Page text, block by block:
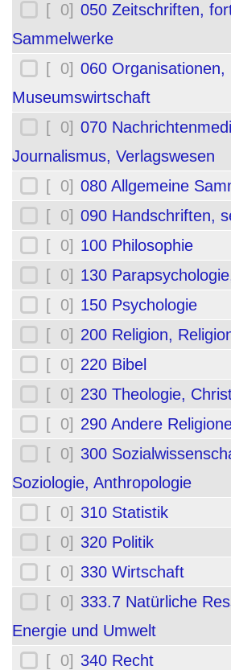
[ 0] 050 Zeitschriften,
Sammelwerke
[ 0] 060 Organisationen,
Museumswirtschaft
[ 0] 070
Journalismus, Verlagswesen
[ 0] 080 Allgemeine
[ 0] 090 Handschriften,
[ 0] 100 Philosophie
[ 0] 130
[ 0] 150 Psychologie
[ 0] 200 Religion,
[ 0] 220 Bibel
[ 0] 230 Theologie,
[ 0] 290 Andere
[ 0] 300
Soziologie, Anthropologie
[ 0] 310 Statistik
[ 0] 320 Politik
[ 0] 330 Wirtschaft
[ 0] 333.7 Natürliche
Energie und Umwelt
[ 0] 340 Recht